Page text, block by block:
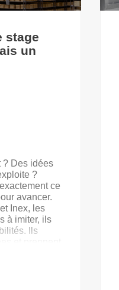
stage
un
? Des idées
?
ce
avancer.
Inex, les
à imiter, ils
Ils
et prennent